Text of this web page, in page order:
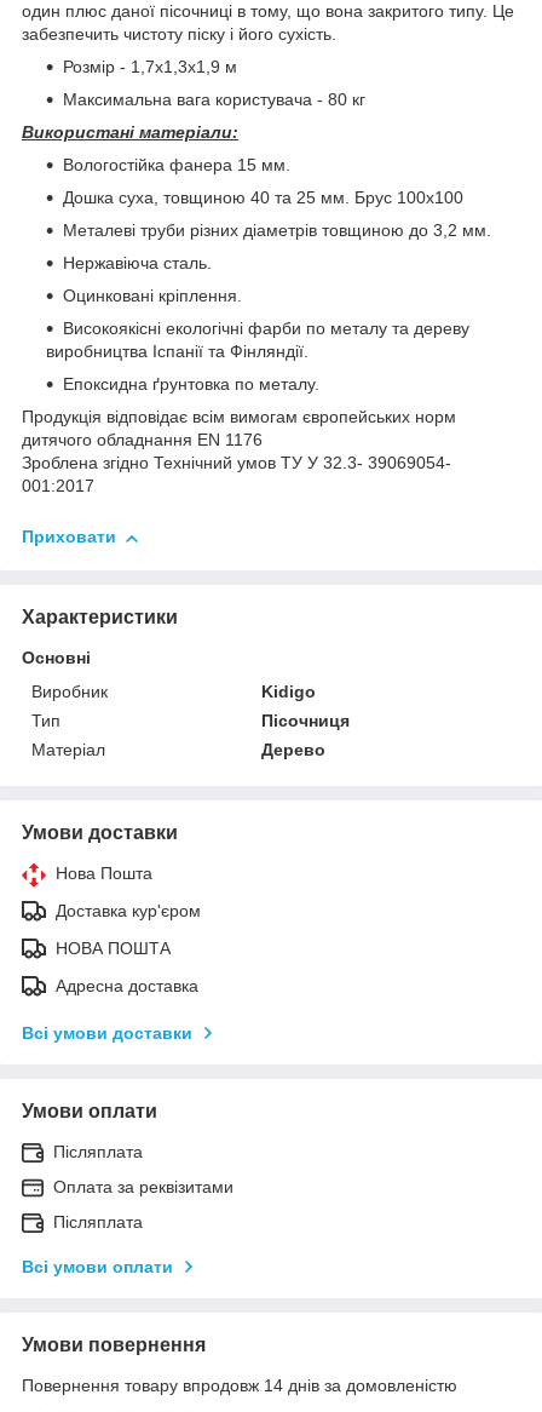
один плюс даної пісочниці в тому, що вона закритого типу. Це
забезпечить чистоту піску і його сухість.
Розмір - 1,7х1,3х1,9 м
Максимальна вага користувача - 80 кг
Використані матеріали:
Вологостійка фанера 15 мм.
Дошка суха, товщиною 40 та 25 мм. Брус 100х100
Металеві труби різних діаметрів товщиною до 3,2 мм.
Нержавіюча сталь.
Оцинковані кріплення.
Високоякісні екологічні фарби по металу та дереву
виробництва Іспанії та Фінляндії.
Епоксидна ґрунтовка по металу.
Продукція відповідає всім вимогам європейських норм
дитячого обладнання EN 1176
Зроблена згідно Технічний умов ТУ У 32.3- 39069054-
001:2017
Приховати
Характеристики
Основні
Виробник
Kidigo
Тип
Пісочниця
Матеріал
Дерево
Умови доставки
Нова Пошта
Доставка кур'єром
НОВА ПОШТА
Адресна доставка
Всі умови доставки
Умови оплати
Післяплата
Оплата за реквізитами
Післяплата
Всі умови оплати
Умови повернення
Повернення товару впродовж 14 днів за домовленістю